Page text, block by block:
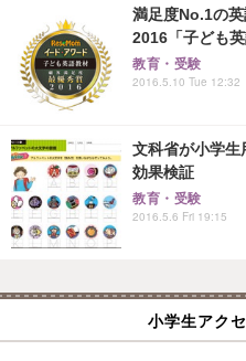
満足度No.1の
2016「子ども英
教育・受験
2016.5.10 Tue 12:32
文科省が小学
効果検証
教育・受験
2016.5.6 Fri 19:15
小学生アク